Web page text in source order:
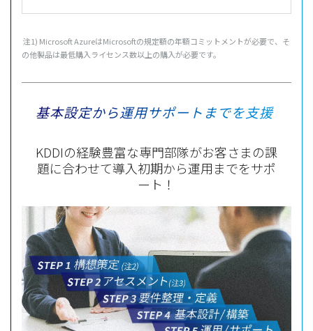
注1) Microsoft AzureはMicrosoftの規定額の年額コミットメントが必要で、そ
の他製品は最低購入ライセンス数以上の購入が必要です。
基本設定から運用サポートまでを支援
KDDIの経験豊富な専門部隊がお客さまの課
題に合わせて導入初期から運用までをサポ
ート！